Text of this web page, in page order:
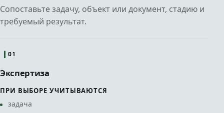
Сопоставьте задачу, объект или документ, стадию и
требуемый результат.
01
Экспертиза
ПРИ ВЫБОРЕ УЧИТЫВАЮТСЯ
задача